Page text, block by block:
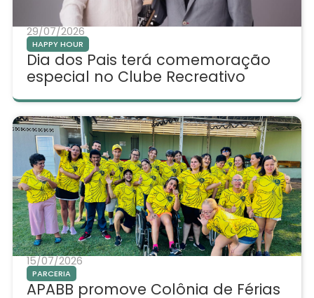
29/07/2026
HAPPY HOUR
Dia dos Pais terá comemoração
especial no Clube Recreativo
15/07/2026
PARCERIA
APABB promove Colônia de Férias